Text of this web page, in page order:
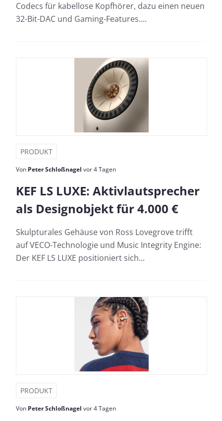
Codecs für kabellose Kopfhörer, dazu einen neuen
32-Bit-DAC und Gaming-Features....
PRODUKT
Von Peter Schloßnagel vor 4 Tagen
KEF LS LUXE: Aktivlautsprecher
als Designobjekt für 4.000 €
Skulpturales Gehäuse von Ross Lovegrove trifft
auf VECO-Technologie und Music Integrity Engine:
Der KEF LS LUXE positioniert sich...
PRODUKT
Von Peter Schloßnagel vor 4 Tagen